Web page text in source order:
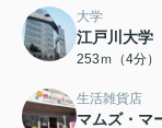
大学
江戸川大学
253ｍ（4分）
生活雑貨店
マムズ・マ